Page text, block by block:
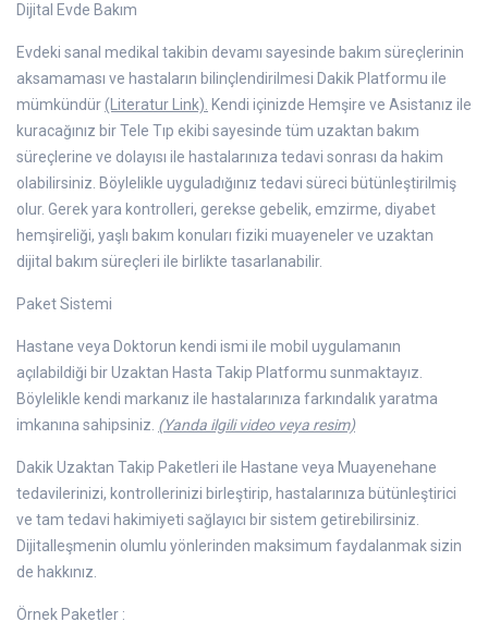
Dijital Evde Bakım
Evdeki sanal medikal takibin devamı sayesinde bakım süreçlerinin
aksamaması ve hastaların bilinçlendirilmesi Dakik Platformu ile
mümkündür(Literatur Link). Kendi içinizde Hemşire ve Asistanız ile
kuracağınız bir Tele Tıp ekibi sayesinde tüm uzaktan bakım
süreçlerine ve dolayısı ile hastalarınıza tedavi sonrası da hakim
olabilirsiniz. Böylelikle uyguladığınız tedavi süreci bütünleştirilmiş
olur. Gerek yara kontrolleri, gerekse gebelik, emzirme, diyabet
hemşireliği, yaşlı bakım konuları fiziki muayeneler ve uzaktan
dijital bakım süreçleri ile birlikte tasarlanabilir.
Paket Sistemi
Hastane veya Doktorun kendi ismi ile mobil uygulamanın
açılabildiği bir Uzaktan Hasta Takip Platformu sunmaktayız.
Böylelikle kendi markanız ile hastalarınıza farkındalık yaratma
imkanına sahipsiniz. (Yanda ilgili video veya resim)
Dakik Uzaktan Takip Paketleri ile Hastane veya Muayenehane
tedavilerinizi, kontrollerinizi birleştirip, hastalarınıza bütünleştirici
ve tam tedavi hakimiyeti sağlayıcı bir sistem getirebilirsiniz.
Dijitalleşmenin olumlu yönlerinden maksimum faydalanmak sizin
de hakkınız.
Örnek Paketler :